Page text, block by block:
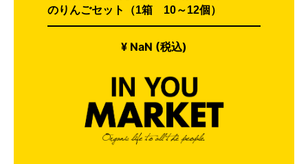
のりんごセット（1箱 10～12個）
¥ NaN (税込)